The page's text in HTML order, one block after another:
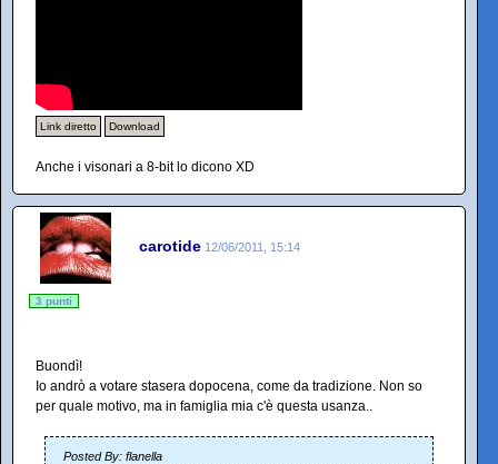
Link diretto Download
Anche i visonari a 8-bit lo dicono XD
carotide 12/06/2011, 15:14
3 punti
Buondì!
Io andrò a votare stasera dopocena, come da tradizione. Non so
per quale motivo, ma in famiglia mia c'è questa usanza..
Posted By: flanella